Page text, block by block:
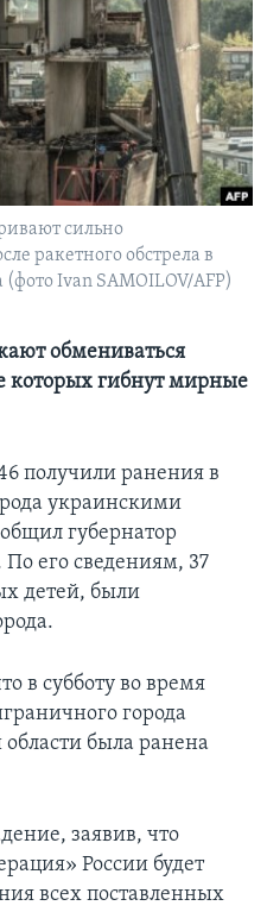
сильно
ракетного обстрела в
(фото Ivan SAMOILOV/AFP)
обмениваться
которых гибнут мирные
получили ранения в
украинскими
губернатор
По его сведениям, 37
детей, были
в субботу во время
города
была ранена
заявив, что
России будет
всех поставленных